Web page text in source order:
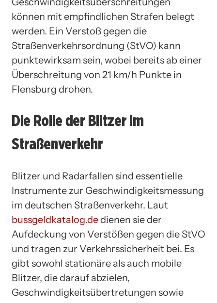
können mit empfindlichen Strafen belegt
werden. Ein Verstoß gegen die
Straßenverkehrsordnung (StVO) kann
punktewirksam sein, wobei bereits ab einer
Überschreitung von 21 km/h Punkte in
Flensburg drohen.
Die Rolle der Blitzer im
Straßenverkehr
Blitzer und Radarfallen sind essentielle
Instrumente zur Geschwindigkeitsmessung
im deutschen Straßenverkehr. Laut
bussgeldkatalog.dedienen sie der
Aufdeckung von Verstößen gegen die StVO
und tragen zur Verkehrssicherheit bei. Es
gibt sowohl stationäre als auch mobile
Blitzer, die darauf abzielen,
Geschwindigkeitsübertretungen sowie